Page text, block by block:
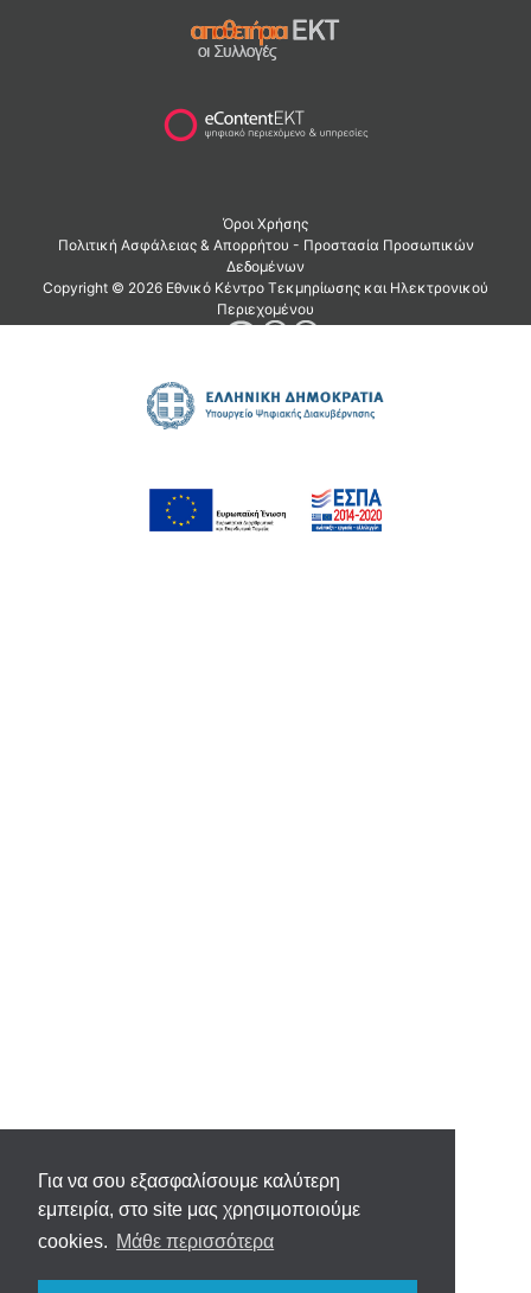
Για να σου εξασφαλίσουμε καλύτερη
εμπειρία, στο site μας χρησιμοποιούμε
cookies. Μάθε περισσότερα